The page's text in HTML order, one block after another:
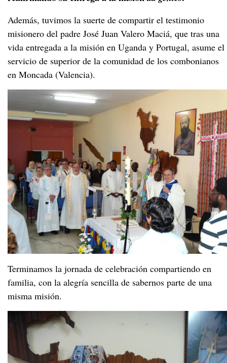
Además, tuvimos la suerte de compartir el testimonio
misionero del padre José Juan Valero Maciá, que tras una
vida entregada a la misión en Uganda y Portugal, asume el
servicio de superior de la comunidad de los combonianos
en Moncada (Valencia).
Terminamos la jornada de celebración compartiendo en
familia, con la alegría sencilla de sabernos parte de una
misma misión.